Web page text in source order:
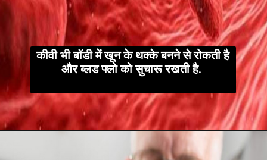
कीवी भी बॉडी में खून के थक्के बनने से रोकती है
और ब्लड फ्लो को सुचारू रखती है.